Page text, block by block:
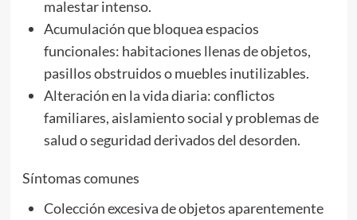
malestar intenso.
Acumulación que bloquea espacios
funcionales: habitaciones llenas de objetos,
pasillos obstruidos o muebles inutilizables.
Alteración en la vida diaria: conflictos
familiares, aislamiento social y problemas de
salud o seguridad derivados del desorden.
Síntomas comunes
Colección excesiva de objetos aparentemente